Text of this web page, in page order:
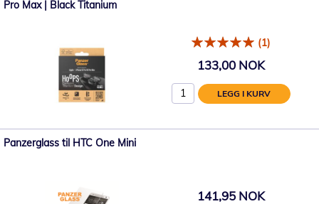
Pro Max | Black Titanium
(1)
133,00 NOK
LEGG I KURV
Panzerglass til HTC One Mini
141,95 NOK